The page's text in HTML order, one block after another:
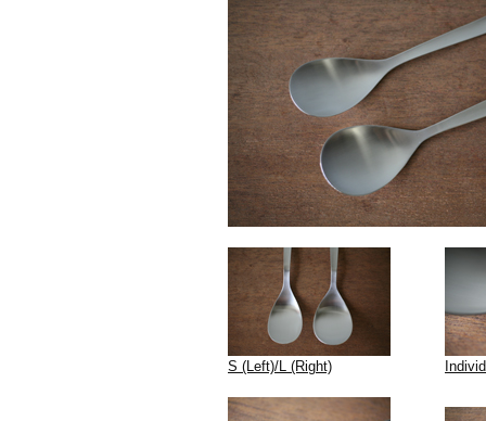
S (Left)/L (Right)